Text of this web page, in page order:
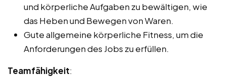
und körperliche Aufgaben zu bewältigen, wie
das Heben und Bewegen von Waren.
Gute allgemeine körperliche Fitness, um die
Anforderungen des Jobs zu erfüllen.
Teamfähigkeit: